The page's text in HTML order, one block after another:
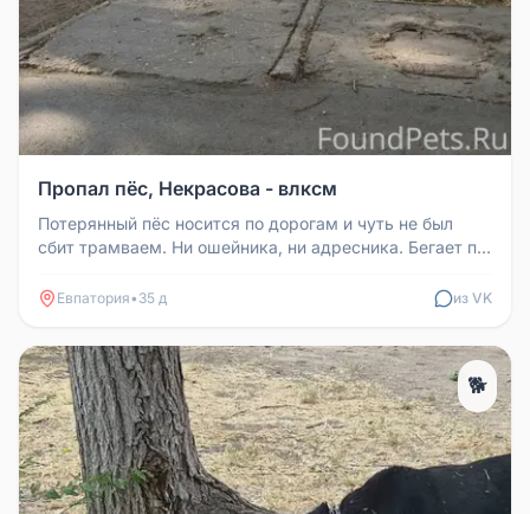
Пропал пёс, Некрасова - влксм
Потерянный пёс носится по дорогам и чуть не был
сбит трамваем. Ни ошейника, ни адресника. Бегает по
Евпатория• 35 д из VK
🐕